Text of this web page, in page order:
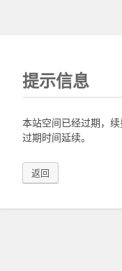
提示信息
本站空间已经过期，
过期时间延续。
返回